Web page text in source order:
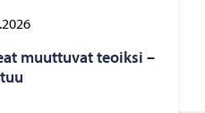
muut­tu­vat teoik­si –